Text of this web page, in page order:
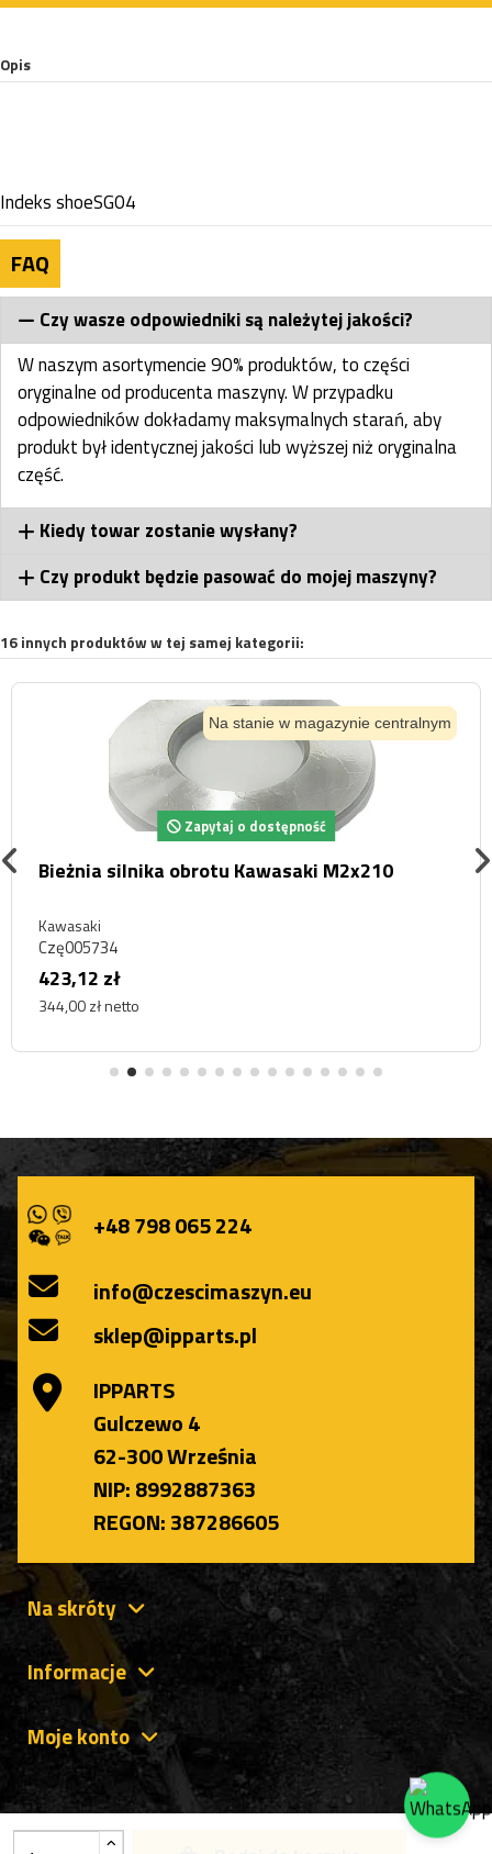
Opis
IndeksshoeSG04
FAQ
Czy wasze odpowiedniki są należytej jakości?
W naszym asortymencie 90% produktów, to części
oryginalne od producenta maszyny. W przypadku
odpowiedników dokładamy maksymalnych starań, aby
produkt był identycznej jakości lub wyższej niż oryginalna
część.
Kiedy towar zostanie wysłany?
Czy produkt będzie pasować do mojej maszyny?
16 innych produktów w tej samej kategorii:
Na stanie w magazynie centralnym
Zapytaj o dostępność
Bieżnia silnika obrotu Kawasaki M2x210
Kawasaki
Czę005734
423,12 zł
344,00 zł netto
+48 798 065 224
info@czescimaszyn.eu
sklep@ipparts.pl
IPPARTS
Gulczewo 4
62-300 Września
NIP: 8992887363
REGON: 387286605
Na skróty
Informacje
Moje konto